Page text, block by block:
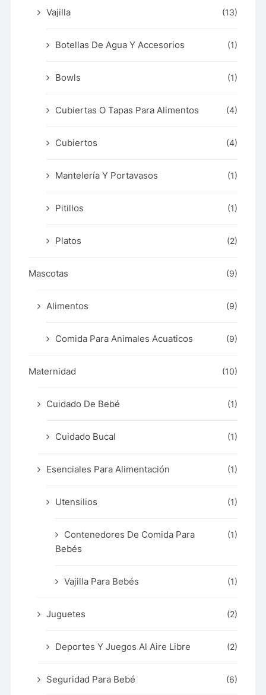
Vajilla (13)
Botellas De Agua Y Accesorios (1)
Bowls (1)
Cubiertas O Tapas Para Alimentos (4)
Cubiertos (4)
Mantelería Y Portavasos (1)
Pitillos (1)
Platos (2)
Mascotas (9)
Alimentos (9)
Comida Para Animales Acuaticos (9)
Maternidad (10)
Cuidado De Bebé (1)
Cuidado Bucal (1)
Esenciales Para Alimentación (1)
Utensilios (1)
Contenedores De Comida Para
Bebés
(1)
Vajilla Para Bebés (1)
Juguetes (2)
Deportes Y Juegos Al Aire Libre (2)
Seguridad Para Bebé (6)